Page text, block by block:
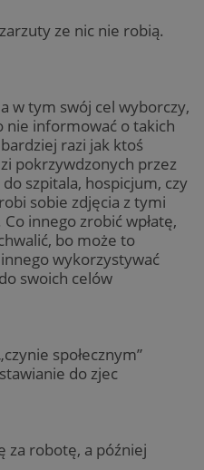
ze nic nie robią.
w tym swój cel wyborczy,
nie informować o takich
razi jak ktoś
pokrzywdzonych przez
szpitala, hospicjum, czy
sobie zdjęcia z tymi
innego zrobić wpłatę,
bo może to
wykorzystywać
swoich celów
społecznym”
do zjec
za robotę, a później